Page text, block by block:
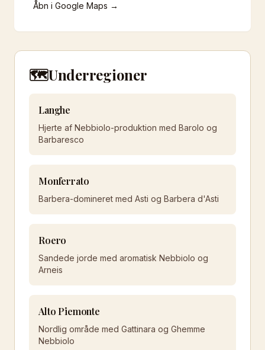
Åbn i Google Maps →
🗺️Underregioner
Langhe
Hjerte af Nebbiolo-produktion med Barolo og
Barbaresco
Monferrato
Barbera-domineret med Asti og Barbera d'Asti
Roero
Sandede jorde med aromatisk Nebbiolo og
Arneis
Alto Piemonte
Nordlig område med Gattinara og Ghemme
Nebbiolo